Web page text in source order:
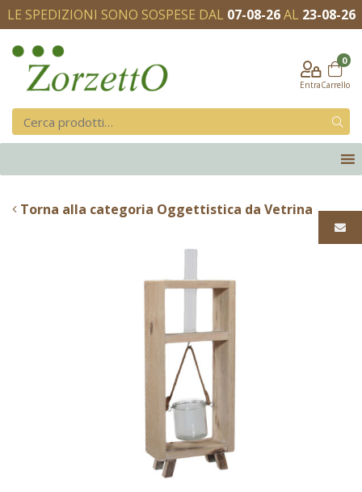
LE SPEDIZIONI SONO SOSPESE DAL 07-08-26AL 23-08-26
Entra
0
Carrello
Torna alla categoria Oggettistica da Vetrina